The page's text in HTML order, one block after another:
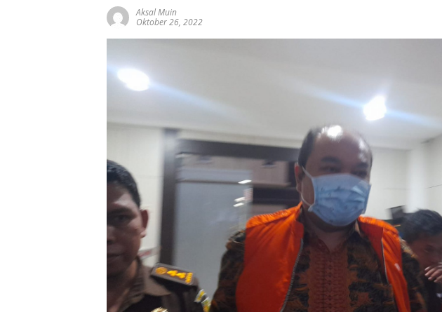
Aksal Muin
Oktober 26, 2022